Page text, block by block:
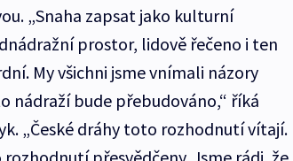
„Snaha zapsat jako kulturní
prostor, lidově řečeno i ten
My všichni jsme vnímali názory
nádraží bude přebudováno,“ říká
„České dráhy toto rozhodnutí vítají.